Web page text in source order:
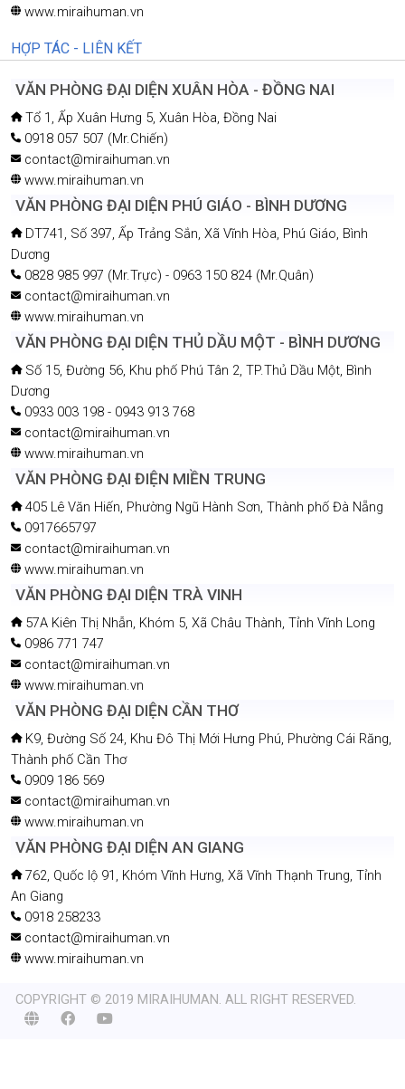
www.miraihuman.vn
HỢP TÁC - LIÊN KẾT
VĂN PHÒNG ĐẠI DIỆN XUÂN HÒA - ĐỒNG NAI
Tổ 1, Ấp Xuân Hưng 5, Xuân Hòa, Đồng Nai
0918 057 507 (Mr.Chiến)
contact@miraihuman.vn
www.miraihuman.vn
VĂN PHÒNG ĐẠI DIỆN PHÚ GIÁO - BÌNH DƯƠNG
DT741, Số 397, Ấp Trảng Sắn, Xã Vĩnh Hòa, Phú Giáo, Bình
Dương
0828 985 997 (Mr.Trực) - 0963 150 824 (Mr.Quân)
contact@miraihuman.vn
www.miraihuman.vn
VĂN PHÒNG ĐẠI DIỆN THỦ DẦU MỘT - BÌNH DƯƠNG
Số 15, Đường 56, Khu phố Phú Tân 2, TP.Thủ Dầu Một, Bình
Dương
0933 003 198 - 0943 913 768
contact@miraihuman.vn
www.miraihuman.vn
VĂN PHÒNG ĐẠI ĐIỆN MIỀN TRUNG
405 Lê Văn Hiến, Phường Ngũ Hành Sơn, Thành phố Đà Nẵng
0917665797
contact@miraihuman.vn
www.miraihuman.vn
VĂN PHÒNG ĐẠI DIỆN TRÀ VINH
57A Kiên Thị Nhẫn, Khóm 5, Xã Châu Thành, Tỉnh Vĩnh Long
0986 771 747
contact@miraihuman.vn
www.miraihuman.vn
VĂN PHÒNG ĐẠI DIỆN CẦN THƠ
K9, Đường Số 24, Khu Đô Thị Mới Hưng Phú, Phường Cái Răng,
Thành phố Cần Thơ
0909 186 569
contact@miraihuman.vn
www.miraihuman.vn
VĂN PHÒNG ĐẠI DIỆN AN GIANG
762, Quốc lộ 91, Khóm Vĩnh Hưng, Xã Vĩnh Thạnh Trung, Tỉnh
An Giang
0918 258233
contact@miraihuman.vn
www.miraihuman.vn
COPYRIGHT © 2019 MIRAIHUMAN. ALL RIGHT RESERVED.